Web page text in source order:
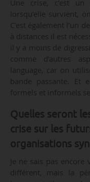
Une crise, c’est
lorsqu’elle survient,
C’est également l’un
à distances il est
il y a moins de
comme d’autres
language, car on
bande passante. Et
formels et informels
Quelles seront
crise sur les
organisations
Je ne sais pas encore
différent, mais la